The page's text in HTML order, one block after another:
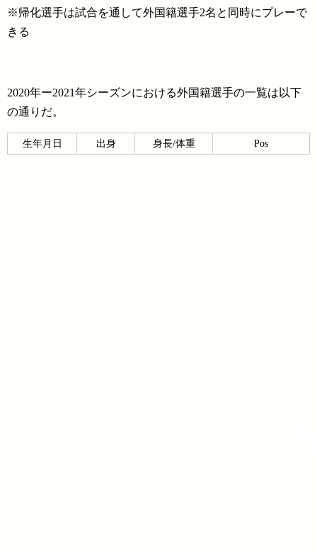
※帰化選手は試合を通して外国籍選手2名と同時にプレーで
きる
2020年ー2021年シーズンにおける外国籍選手の一覧は以下
の通りだ。
生年月日 出身 身長/体重 Pos